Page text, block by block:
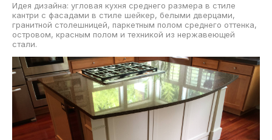
Идея дизайна: угловая кухня среднего размера в стиле
кантри с фасадами в стиле шейкер, белыми дверцами,
гранитной столешницей, паркетным полом среднего оттенка,
островом, красным полом и техникой из нержавеющей
стали.